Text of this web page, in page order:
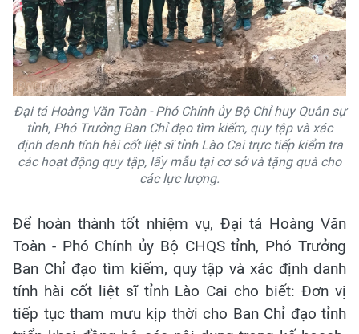
Đại tá Hoàng Văn Toàn - Phó Chính ủy Bộ Chỉ huy Quân sự
tỉnh, Phó Trưởng Ban Chỉ đạo tìm kiếm, quy tập và xác
định danh tính hài cốt liệt sĩ tỉnh Lào Cai trực tiếp kiểm tra
các hoạt động quy tập, lấy mẫu tại cơ sở và tặng quà cho
các lực lượng.
Để hoàn thành tốt nhiệm vụ, Đại tá Hoàng Văn
Toàn - Phó Chính ủy Bộ CHQS tỉnh, Phó Trưởng
Ban Chỉ đạo tìm kiếm, quy tập và xác định danh
tính hài cốt liệt sĩ tỉnh Lào Cai cho biết: Đơn vị
tiếp tục tham mưu kịp thời cho Ban Chỉ đạo tỉnh